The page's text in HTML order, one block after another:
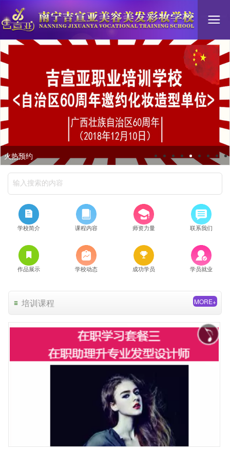
火热预约
学校简介 课程内容 师资力量 联系我们
作品展示 学校动态 成功学员 学员就业
培训课程 MORE+